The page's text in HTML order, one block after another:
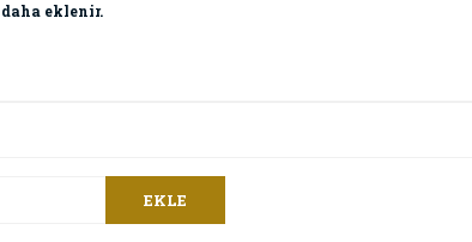
eklenir.
EKLE